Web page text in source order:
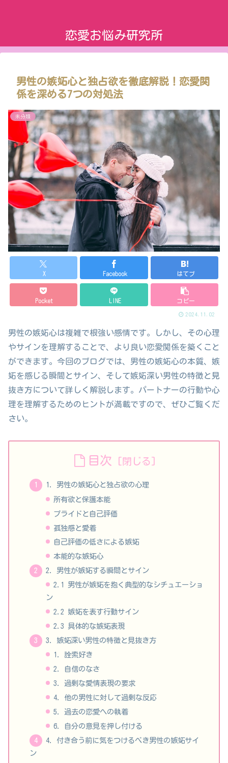
恋愛お悩み研究所
男性の嫉妬心と独占欲を徹底解説！恋愛関
係を深める7つの対処法
未分類
X Facebook はてブ
Pocket LINE コピー
2024.11.02
男性の嫉妬心は複雑で根強い感情です。しかし、その心理
やサインを理解することで、より良い恋愛関係を築くこと
ができます。今回のブログでは、男性の嫉妬心の本質、嫉
妬を感じる瞬間とサイン、そして嫉妬深い男性の特徴と見
抜き方について詳しく解説します。パートナーの行動や心
理を理解するためのヒントが満載ですので、ぜひご覧くだ
さい。
目次
1. 男性の嫉妬心と独占欲の心理
所有欲と保護本能
プライドと自己評価
孤独感と愛着
自己評価の低さによる嫉妬
本能的な嫉妬心
2. 男性が嫉妬する瞬間とサイン
2.1 男性が嫉妬を抱く典型的なシチュエーショ
ン
2.2 嫉妬を表す行動サイン
2.3 具体的な嫉妬表現
3. 嫉妬深い男性の特徴と見抜き方
1. 詮索好き
2. 自信のなさ
3. 過剰な愛情表現の要求
4. 他の男性に対して過剰な反応
5. 過去の恋愛への執着
6. 自分の意見を押し付ける
4. 付き合う前に気をつけるべき男性の嫉妬サイ
ン